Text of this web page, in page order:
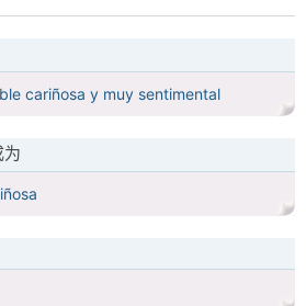
cariñosa y muy sentimental